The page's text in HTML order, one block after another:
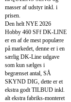
masser af udstyr inkl. i
prisen.
Den helt NYE 2026
Hobby 460 SFf DK-LINE
er en af de mest populære
på markedet, denne er i en
særlig DK-Line udgave
som kun sælges i
begrænset antal, SÅ
SKYND DIG, dette er et
ekstra godt TILBUD inkl.
alt ekstra fabriks-monteret